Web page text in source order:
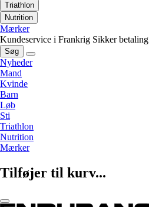
Triathlon
Nutrition
Mærker
Kundeservice i Frankrig Sikker betaling
Søg
Nyheder
Mand
Kvinde
Barn
Løb
Sti
Triathlon
Nutrition
Mærker
Tilføjer til kurv...